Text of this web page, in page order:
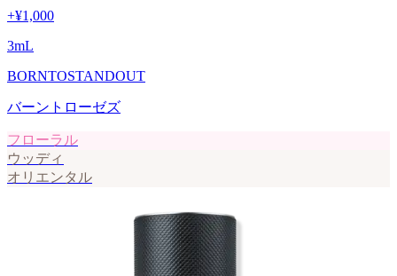
+¥1,000
3mL
BORNTOSTANDOUT
バーントローゼズ
フローラル
ウッディ
オリエンタル